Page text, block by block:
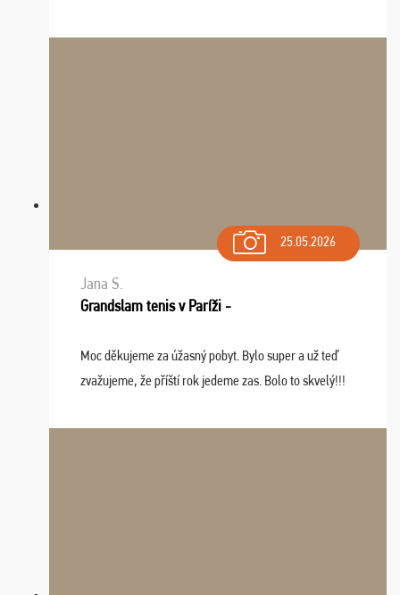
spomínať a zväžujeme repete budúci rok : ...
25.05.2026
Jana S.
Grandslam tenis v Paríži -
Moc děkujeme za úžasný pobyt. Bylo super a už teď
zvažujeme, že příští rok jedeme zas. Bolo to skvelý!!!